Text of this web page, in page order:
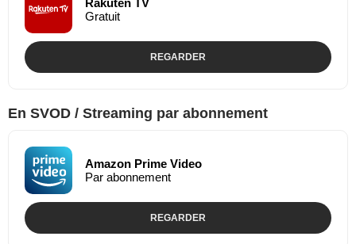
Gratuit
REGARDER
En SVOD / Streaming par abonnement
Amazon Prime Video
Par abonnement
REGARDER